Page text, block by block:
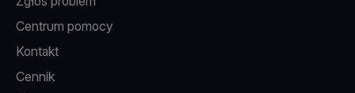
Centrum pomocy
Kontakt
Cennik